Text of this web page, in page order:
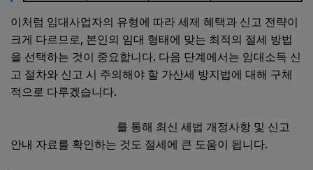
이처럼 임대사업자의 유형에 따라 세제 혜택과 신고 전략이
크게 다르므로, 본인의 임대 형태에 맞는 최적의 절세 방법
을 선택하는 것이 중요합니다. 다음 단계에서는 임대소득 신
고 절차와 신고 시 주의해야 할 가산세 방지법에 대해 구체
적으로 다루겠습니다.
를 통해 최신 세법 개정사항 및 신고
안내 자료를 확인하는 것도 절세에 큰 도움이 됩니다.